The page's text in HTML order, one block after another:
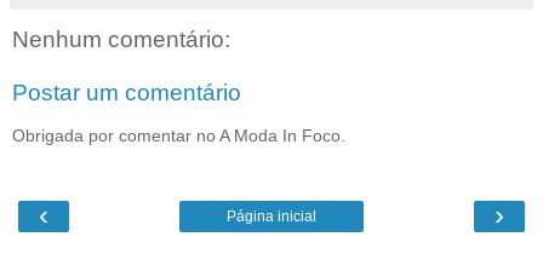
Nenhum comentário:
Postar um comentário
Obrigada por comentar no A Moda In Foco.
‹ ›
Página inicial